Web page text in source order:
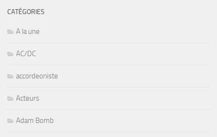
CATÉGORIES
A la une
AC/DC
accordeoniste
Acteurs
Adam Bomb